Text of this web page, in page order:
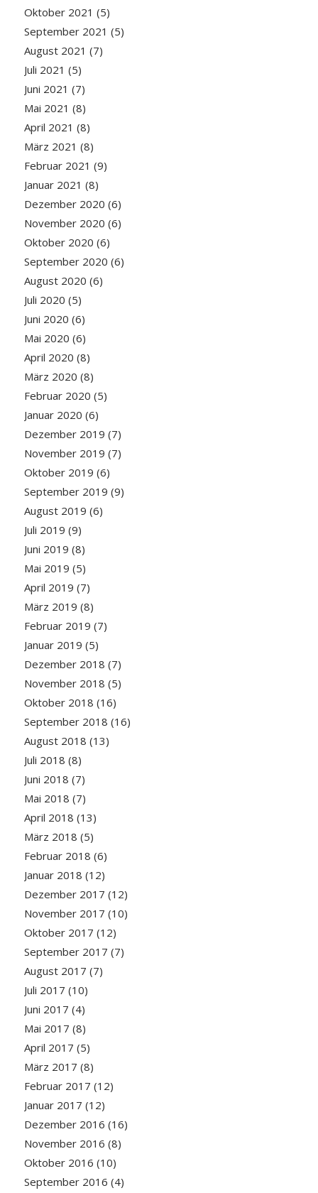
Oktober 2021 (5)
September 2021 (5)
August 2021 (7)
Juli 2021 (5)
Juni 2021 (7)
Mai 2021 (8)
April 2021 (8)
März 2021 (8)
Februar 2021 (9)
Januar 2021 (8)
Dezember 2020 (6)
November 2020 (6)
Oktober 2020 (6)
September 2020 (6)
August 2020 (6)
Juli 2020 (5)
Juni 2020 (6)
Mai 2020 (6)
April 2020 (8)
März 2020 (8)
Februar 2020 (5)
Januar 2020 (6)
Dezember 2019 (7)
November 2019 (7)
Oktober 2019 (6)
September 2019 (9)
August 2019 (6)
Juli 2019 (9)
Juni 2019 (8)
Mai 2019 (5)
April 2019 (7)
März 2019 (8)
Februar 2019 (7)
Januar 2019 (5)
Dezember 2018 (7)
November 2018 (5)
Oktober 2018 (16)
September 2018 (16)
August 2018 (13)
Juli 2018 (8)
Juni 2018 (7)
Mai 2018 (7)
April 2018 (13)
März 2018 (5)
Februar 2018 (6)
Januar 2018 (12)
Dezember 2017 (12)
November 2017 (10)
Oktober 2017 (12)
September 2017 (7)
August 2017 (7)
Juli 2017 (10)
Juni 2017 (4)
Mai 2017 (8)
April 2017 (5)
März 2017 (8)
Februar 2017 (12)
Januar 2017 (12)
Dezember 2016 (16)
November 2016 (8)
Oktober 2016 (10)
September 2016 (4)